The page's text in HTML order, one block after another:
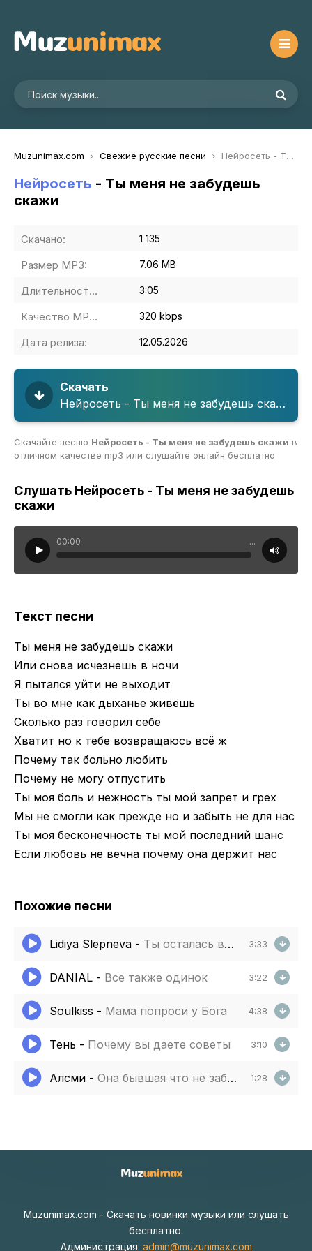
Muzunimax.com Свежие русские песни Нейросеть - Ты меня не забудешь скажи
Нейросеть - Ты меня не забудешь
скажи
Скачано: 1 135
Размер MP3: 7.06 MB
Длительность MP3: 3:05
Качество MP3: 320 kbps
Дата релиза: 12.05.2026
Скачать
Нейросеть - Ты меня не забудешь скажи
Скачайте песню Нейросеть - Ты меня не забудешь скажи в
отличном качестве mp3 или слушайте онлайн бесплатно
Слушать Нейросеть - Ты меня не забудешь
скажи
00:00 ...
Текст песни
Ты меня не забудешь скажи
Или снова исчезнешь в ночи
Я пытался уйти не выходит
Ты во мне как дыханье живёшь
Сколько раз говорил себе
Хватит но к тебе возвращаюсь всё ж
Почему так больно любить
Почему не могу отпустить
Ты моя боль и нежность ты мой запрет и грех
Мы не смогли как прежде но и забыть не для нас
Ты моя бесконечность ты мой последний шанс
Если любовь не вечна почему она держит нас
Похожие песни
Lidiya Slepneva - Ты осталась в сердце 3:33
DANIAL - Все также одинок 3:22
Soulkiss - Мама попроси у Бога 4:38
Тень - Почему вы даете советы 3:10
Алсми - Она бывшая что не забудешь 1:28
Muzunimax.com - Скачать новинки музыки или слушать
бесплатно.
Администрация: admin@muzunimax.com